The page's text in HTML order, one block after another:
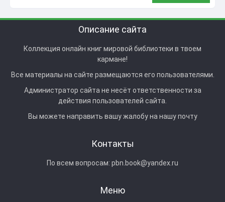
Описание сайта
Коллекция онлайн книг мировой библиотеки в твоем
кармане!
Все материалы на сайте размещаются его пользователями.
Администратор сайта не несёт ответственности за
действия пользователей сайта.
Вы можете направить вашу жалобу на нашу почту
Контакты
По всем вопросам: pbn.book@yandex.ru
Меню